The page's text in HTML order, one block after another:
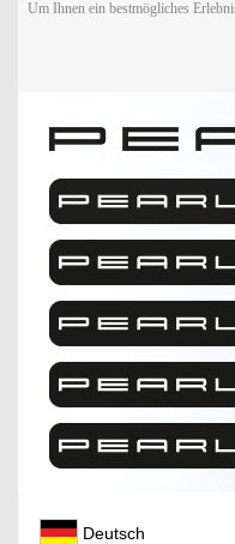
Um Ihnen ein bestmögliches
Deutsch